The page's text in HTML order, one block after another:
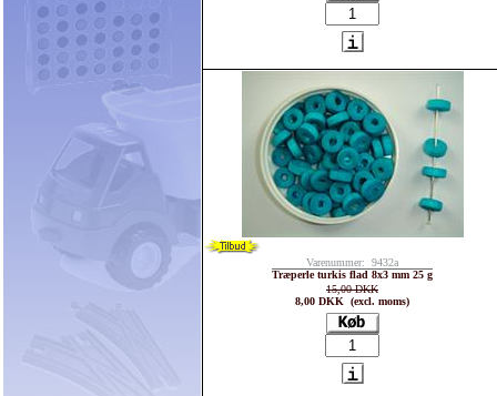
Varenummer: 9432a
Træperle turkis flad 8x3 mm 25 g
15,00 DKK
8,00 DKK (excl. moms)